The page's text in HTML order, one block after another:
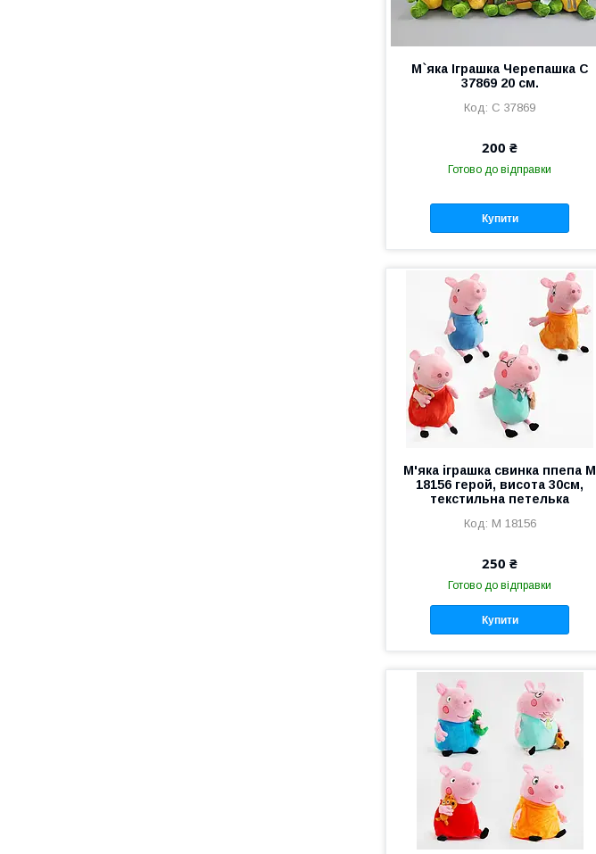
М`яка Іграшка Черепашка C
37869 20 см.
С 37869
200 ₴
Готово до відправки
Купити
М'яка іграшка свинка ппепа M
18156 герой, висота 30см,
текстильна петелька
M 18156
250 ₴
Готово до відправки
Купити